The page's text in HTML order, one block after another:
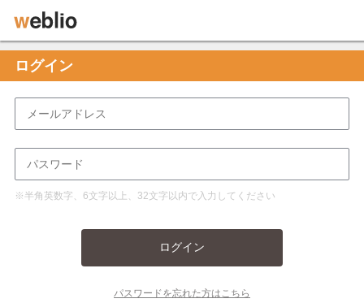
ログイン
※半角英数字、6文字以上、32文字以内で入力してください
ログイン
パスワードを忘れた方はこちら